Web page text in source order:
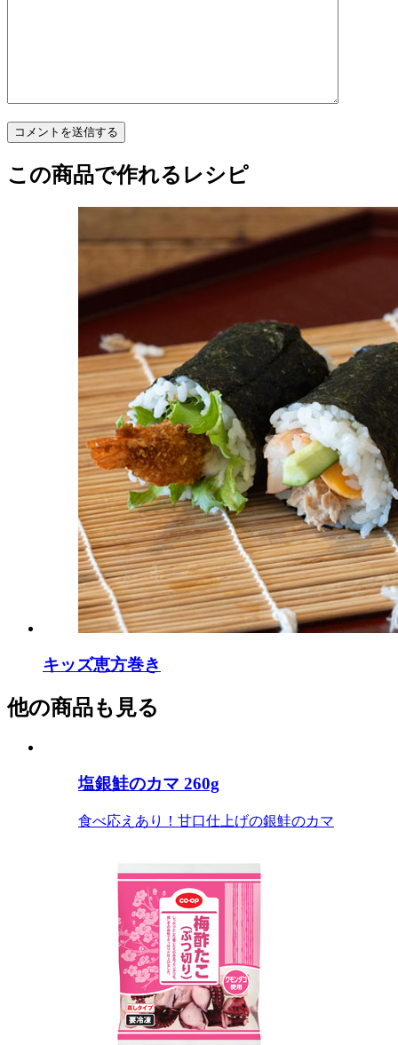
この商品で作れるレシピ
キッズ恵方巻き
他の商品も見る
塩銀鮭のカマ 260g
食べ応えあり！甘口仕上げの銀鮭のカマ